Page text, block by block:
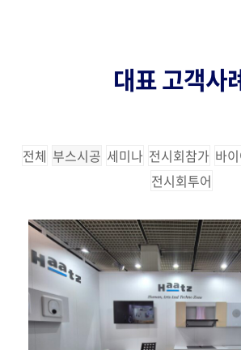
대표 고객사
전체 부스시공 세미나 전시회참가 바
전시회투어